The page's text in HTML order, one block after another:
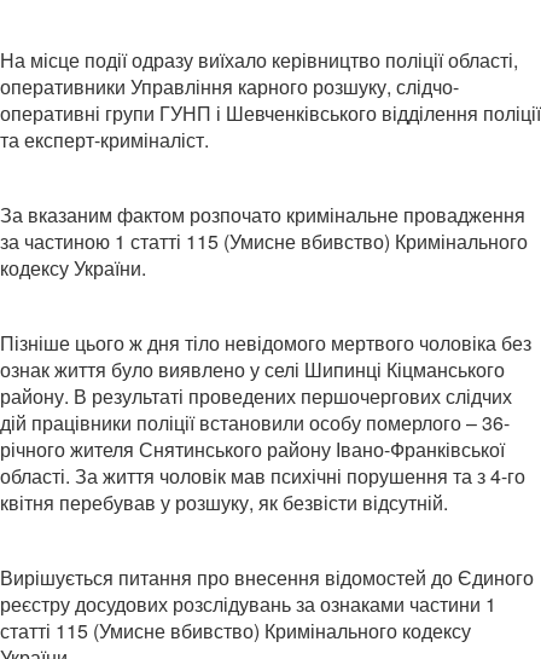
На місце події одразу виїхало керівництво поліції області,
оперативники Управління карного розшуку, слідчо-
оперативні групи ГУНП і Шевченківського відділення поліції
та експерт-криміналіст.
За вказаним фактом розпочато кримінальне провадження
за частиною 1 статті 115 (Умисне вбивство) Кримінального
кодексу України.
Пізніше цього ж дня тіло невідомого мертвого чоловіка без
ознак життя було виявлено у селі Шипинці Кіцманського
району. В результаті проведених першочергових слідчих
дій працівники поліції встановили особу померлого – 36-
річного жителя Снятинського району Івано-Франківської
області. За життя чоловік мав психічні порушення та з 4-го
квітня перебував у розшуку, як безвісти відсутній.
Вирішується питання про внесення відомостей до Єдиного
реєстру досудових розслідувань за ознаками частини 1
статті 115 (Умисне вбивство) Кримінального кодексу